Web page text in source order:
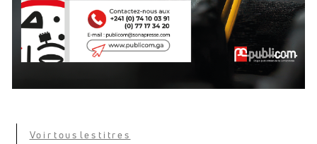
Voir tous les titres